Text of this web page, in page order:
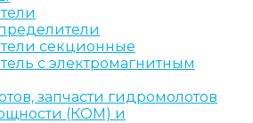
секционные
с электромагнитным
запчасти гидромолотов
(КОМ) и